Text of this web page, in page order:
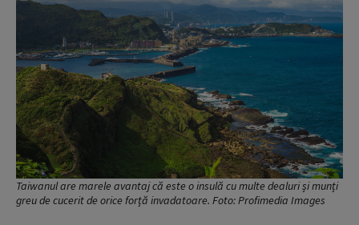
Taiwanul are marele avantaj că este o insulă cu multe dealuri și munți
greu de cucerit de orice forță invadatoare. Foto: Profimedia Images